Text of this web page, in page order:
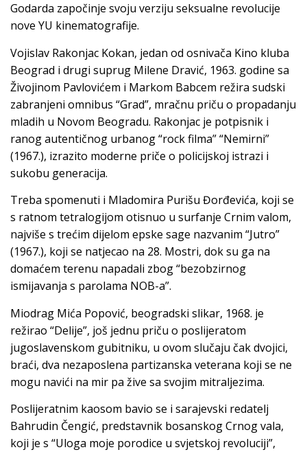
Godarda započinje svoju verziju seksualne revolucije
nove YU kinematografije.
Vojislav Rakonjac Kokan, jedan od osnivača Kino kluba
Beograd i drugi suprug Milene Dravić, 1963. godine sa
Živojinom Pavlovićem i Markom Babcem režira sudski
zabranjeni omnibus “Grad”, mračnu priču o propadanju
mladih u Novom Beogradu. Rakonjac je potpisnik i
ranog autentičnog urbanog “rock filma” “Nemirni”
(1967.), izrazito moderne priče o policijskoj istrazi i
sukobu generacija.
Treba spomenuti i Mladomira Purišu Đorđevića, koji se
s ratnom tetralogijom otisnuo u surfanje Crnim valom,
najviše s trećim dijelom epske sage nazvanim “Jutro”
(1967.), koji se natjecao na 28. Mostri, dok su ga na
domaćem terenu napadali zbog “bezobzirnog
ismijavanja s parolama NOB-a”.
Miodrag Mića Popović, beogradski slikar, 1968. je
režirao “Delije”, još jednu priču o poslijeratom
jugoslavenskom gubitniku, u ovom slučaju čak dvojici,
braći, dva nezaposlena partizanska veterana koji se ne
mogu navići na mir pa žive sa svojim mitraljezima.
Poslijeratnim kaosom bavio se i sarajevski redatelj
Bahrudin Čengić, predstavnik bosanskog Crnog vala,
koji je s “Uloga moje porodice u svjetskoj revoluciji”,